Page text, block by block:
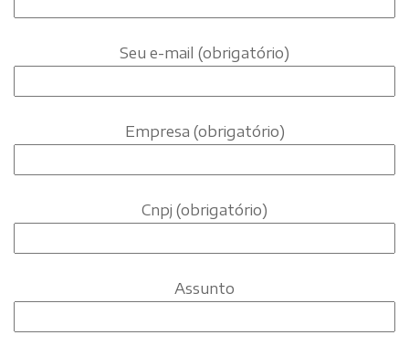
Seu e-mail (obrigatório)
Empresa (obrigatório)
Cnpj (obrigatório)
Assunto